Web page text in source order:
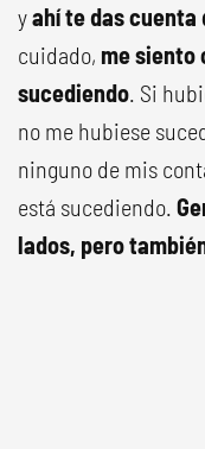
yahí te das cuenta
cuidado, me siento
sucediendo. Si
no me hubiese
ninguno de mis
está sucediendo.
lados, pero